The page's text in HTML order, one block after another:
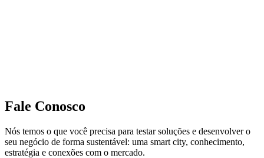
Fale Conosco
Nós temos o que você precisa para testar soluções e desenvolver o
seu negócio de forma sustentável: uma smart city, conhecimento,
estratégia e conexões com o mercado.